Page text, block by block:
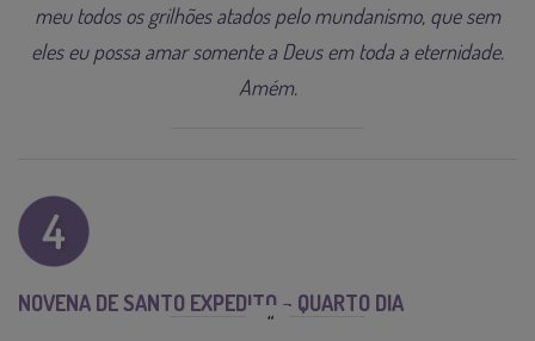
meu todos os grilhões atados pelo mundanismo, que sem
eles eu possa amar somente a Deus em toda a eternidade.
Amém.
NOVENA DE SANTO EXPEDITO – QUARTO DIA